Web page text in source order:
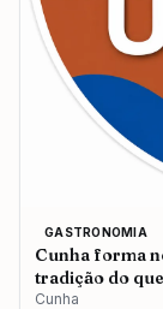
GASTRONOMIA
Cunha forma
tradição do
Cunha